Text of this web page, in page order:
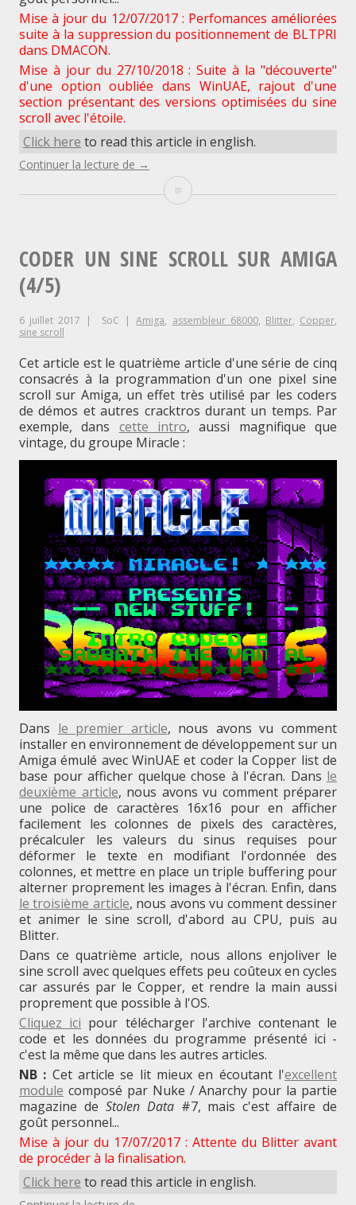
Mise à jour du 12/07/2017 : Perfomances améliorées
suite à la suppression du positionnement de BLTPRI
dans DMACON.
Mise à jour du 27/10/2018 : Suite à la "découverte"
d'une option oubliée dans WinUAE, rajout d'une
section présentant des versions optimisées du sine
scroll avec l'étoile.
Click here to read this article in english.
Continuer la lecture de "Coder
→
Coder
scroll
Amiga
(5/5)
CODER UN SINE SCROLL SUR AMIGA
(4/5)
6 juillet 2017 SoC Amiga, assembleur 68000, Blitter, Copper,
sine scroll
Cet article est le quatrième article d'une série de cinq
consacrés à la programmation d'un one pixel sine
scroll sur Amiga, un effet très utilisé par les coders
de démos et autres cracktros durant un temps. Par
exemple, dans cette intro, aussi magnifique que
vintage, du groupe Miracle :
Dans le premier article, nous avons vu comment
installer en environnement de développement sur un
Amiga émulé avec WinUAE et coder la Copper list de
base pour afficher quelque chose à l'écran. Dans le
deuxième article, nous avons vu comment préparer
une police de caractères 16x16 pour en afficher
facilement les colonnes de pixels des caractères,
précalculer les valeurs du sinus requises pour
déformer le texte en modifiant l'ordonnée des
colonnes, et mettre en place un triple buffering pour
alterner proprement les images à l'écran. Enfin, dans
le troisième article, nous avons vu comment dessiner
et animer le sine scroll, d'abord au CPU, puis au
Blitter.
Dans ce quatrième article, nous allons enjoliver le
sine scroll avec quelques effets peu coûteux en cycles
car assurés par le Copper, et rendre la main aussi
proprement que possible à l'OS.
Cliquez ici pour télécharger l'archive contenant le
code et les données du programme présenté ici -
c'est la même que dans les autres articles.
NB : Cet article se lit mieux en écoutant l'excellent
module composé par Nuke / Anarchy pour la partie
magazine de Stolen Data#7, mais c'est affaire de
goût personnel...
Mise à jour du 17/07/2017 : Attente du Blitter avant
de procéder à la finalisation.
Click here to read this article in english.